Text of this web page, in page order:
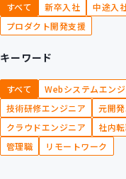
すべて 新卒入社 中途入
プロダクト開発支援
キーワード
すべて Webシステムエン
技術研修エンジニア
元開
クラウドエンジニア
社内
管理職
リモートワーク